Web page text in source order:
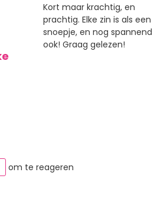
Kort maar krachtig, en
prachtig. Elke zin is als een
snoepje, en nog spannend
ook! Graag gelezen!
om te reageren